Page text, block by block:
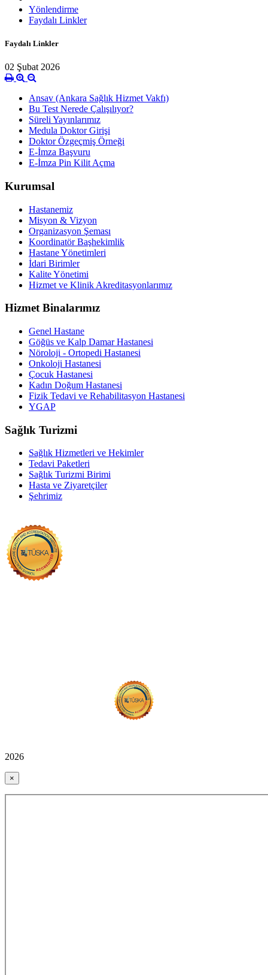
Yönlendirme
Faydalı Linkler
Faydalı Linkler
02 Şubat 2026
Ansav (Ankara Sağlık Hizmet Vakfı)
Bu Test Nerede Çalışılıyor?
Süreli Yayınlarımız
Medula Doktor Girişi
Doktor Özgeçmiş Örneği
E-İmza Başvuru
E-İmza Pin Kilit Açma
Kurumsal
Hastanemiz
Misyon & Vizyon
Organizasyon Şeması
Koordinatör Başhekimlik
Hastane Yönetimleri
İdari Birimler
Kalite Yönetimi
Hizmet ve Klinik Akreditasyonlarımız
Hizmet Binalarımız
Genel Hastane
Göğüs ve Kalp Damar Hastanesi
Nöroloji - Ortopedi Hastanesi
Onkoloji Hastanesi
Çocuk Hastanesi
Kadın Doğum Hastanesi
Fizik Tedavi ve Rehabilitasyon Hastanesi
YGAP
Sağlık Turizmi
Sağlık Hizmetleri ve Hekimler
Tedavi Paketleri
Sağlık Turizmi Birimi
Hasta ve Ziyaretçiler
Şehrimiz
2026
×